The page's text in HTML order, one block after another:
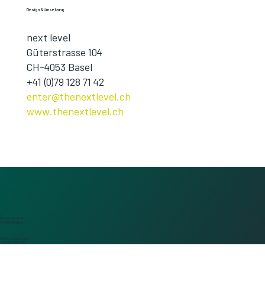
Design​ & Umsetzung
next level
Güterstrasse 104
CH-4053 Basel
+41 (0)79 128 71 42
enter@thenextlevel.ch
www.thenextlevel.ch
+41 (0)61 865 11 00